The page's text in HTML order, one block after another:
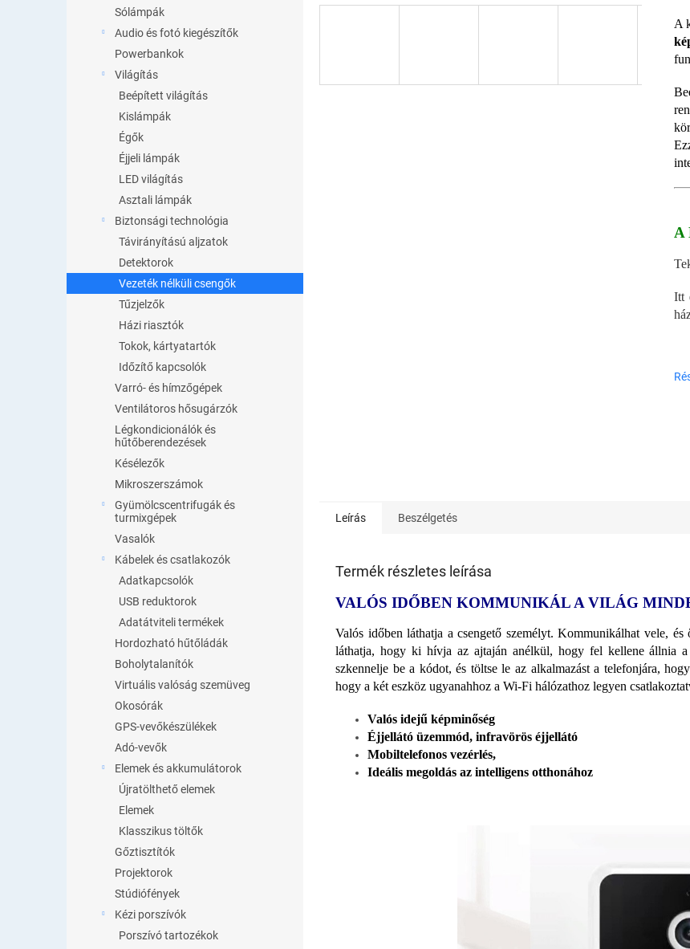
Sólámpák
Audio és fotó kiegészítők
Powerbankok
Világítás
Beépített világítás
Kislámpák
Égők
Éjjeli lámpák
LED világítás
Asztali lámpák
Biztonsági technológia
Távirányítású aljzatok
Detektorok
Vezeték nélküli csengők
Tűzjelzők
Házi riasztók
Tokok, kártyatartók
Időzítő kapcsolók
Varró- és hímzőgépek
Ventilátoros hősugárzók
Légkondicionálók és
hűtőberendezések
Késélezők
Mikroszerszámok
Gyümölcscentrifugák és
turmixgépek
Vasalók
Kábelek és csatlakozók
Adatkapcsolók
USB reduktorok
Adatátviteli termékek
Hordozható hűtőládák
Boholytalanítók
Virtuális valóság szemüveg
Okosórák
GPS-vevőkészülékek
Adó-vevők
Elemek és akkumulátorok
Újratölthető elemek
Elemek
Klasszikus töltők
Gőztisztítók
Projektorok
Stúdiófények
Kézi porszívók
Porszívó tartozékok
A
A
Itt
Leírás Beszélgetés
Termék részletes leírása
VALÓS IDŐBEN KOMMUNIKÁL A VILÁG
Valós időben láthatja a csengető személyt. Kommunikálhat vele,
láthatja, hogy ki hívja az ajtaján anélkül, hogy fel kellene állnia
szkennelje be a kódot, és töltse le az alkalmazást a telefonjára,
hogy a két eszköz ugyanahhoz a Wi-Fi hálózathoz legyen
Valós idejű képminőség
Éjjellátó üzemmód, infravörös éjjellátó
Mobiltelefonos vezérlés,
Ideális megoldás az intelligens otthonához